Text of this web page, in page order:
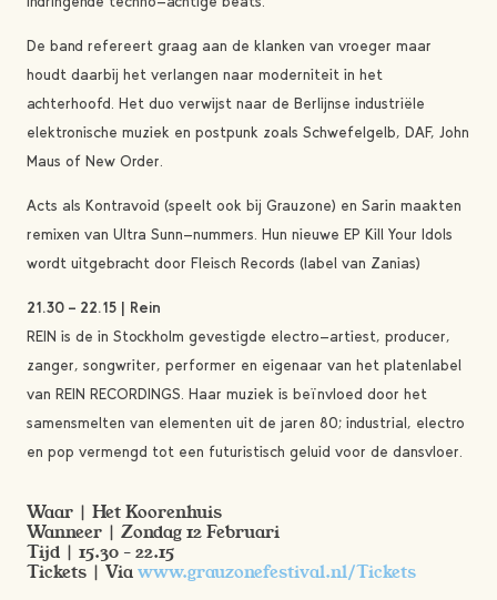
De band refereert graag aan de klanken van vroeger maar
houdt daarbij het verlangen naar moderniteit in het
achterhoofd. Het duo verwijst naar de Berlijnse industriële
elektronische muziek en postpunk zoals Schwefelgelb, DAF, John
Maus of New Order.
Acts als Kontravoid (speelt ook bij Grauzone) en Sarin maakten
remixen van Ultra Sunn-nummers. Hun nieuwe EP Kill Your Idols
wordt uitgebracht door Fleisch Records (label van Zanias)
21.30 – 22.15 | Rein
REIN is de in Stockholm gevestigde electro-artiest, producer,
zanger, songwriter, performer en eigenaar van het platenlabel
van REIN RECORDINGS. Haar muziek is beïnvloed door het
samensmelten van elementen uit de jaren 80; industrial, electro
en pop vermengd tot een futuristisch geluid voor de dansvloer.
Waar | Het Koorenhuis
Wanneer | Zondag 12 Februari
Tijd | 15.30 – 22.15
Tickets | Viawww.grauzonefestival.nl/Tickets